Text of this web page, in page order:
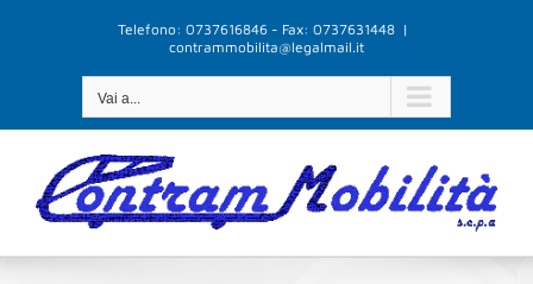
Telefono: 0737616846 - Fax: 0737631448 |
contrammobilita@legalmail.it
Vai a...